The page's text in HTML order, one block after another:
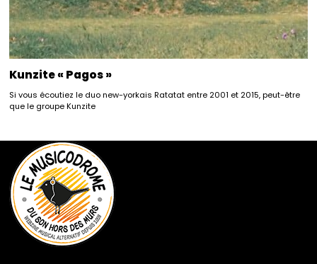
Kunzite « Pagos »
Si vous écoutiez le duo new-yorkais Ratatat entre 2001 et 2015, peut-être
que le groupe Kunzite